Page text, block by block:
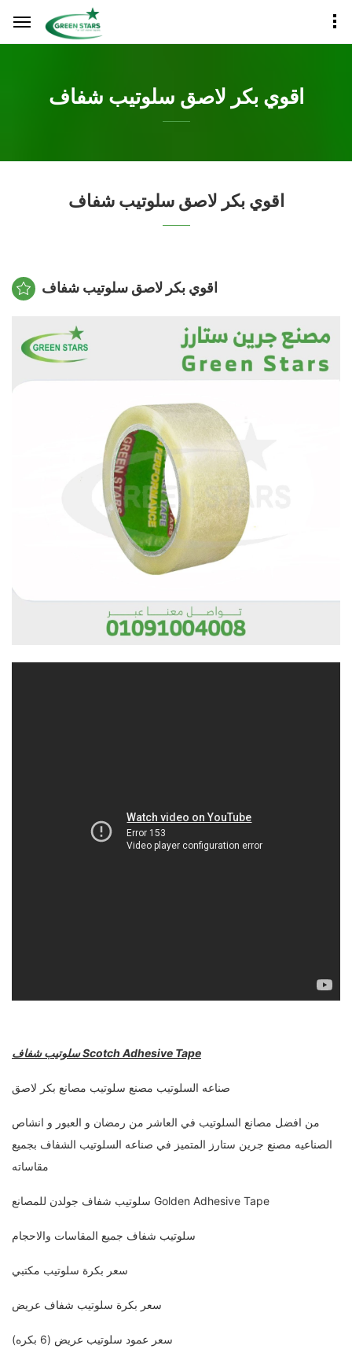
اقوي بكر لاصق سلوتيب شفاف
اقوي بكر لاصق سلوتيب شفاف
اقوي بكر لاصق سلوتيب شفاف
سلوتيب شفاف Scotch Adhesive Tape
صناعه السلوتيب مصنع سلوتيب مصانع بكر لاصق
من افضل مصانع السلوتيب في العاشر من رمضان و العبور و انشاص
الصناعيه مصنع جرين ستارز المتميز في صناعه السلوتيب الشفاف بجميع
مقاساته
سلوتيب شفاف جولدن للمصانع Golden Adhesive Tape
سلوتيب شفاف جميع المقاسات والاحجام
سعر بكرة سلوتيب مكتبي
سعر بكرة سلوتيب شفاف عريض
سعر عمود سلوتيب عريض (6 بكره)